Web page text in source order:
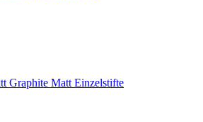
Graphite Matt Einzelstifte